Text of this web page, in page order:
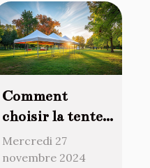
Comment
choisir la tente
idéale pour
votre prochain
Mercredi 27
novembre 2024